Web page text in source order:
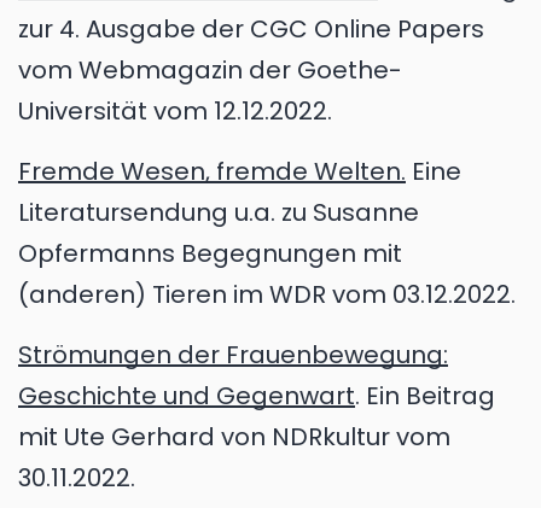
zur 4. Ausgabe der CGC Online Papers
vom Webmagazin der Goethe-
Universität vom 12.12.2022.
Fremde Wesen, fremde Welten. Eine
Literatursendung u.a. zu Susanne
Opfermanns Begegnungen mit
(anderen) Tieren im WDR vom 03.12.2022.
Strömungen der Frauenbewegung:
Geschichte und Gegenwart. Ein Beitrag
mit Ute Gerhard von NDRkultur vom
30.11.2022.